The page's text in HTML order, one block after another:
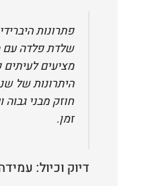
פתרונות
שלדת פלדה עם
מציעים
היתרונות של
חוזק מבני גבוה
זמן.
דיוק וכיול: